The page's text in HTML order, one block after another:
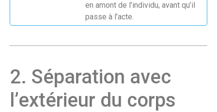
en amont de l’individu, avant qu’il
passe à l’acte.
2. Séparation avec
l’extérieur du corps